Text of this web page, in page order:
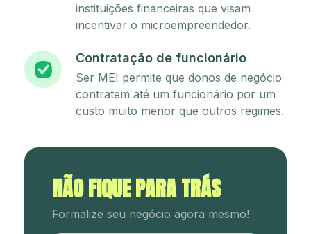
instituições financeiras que visam
incentivar o microempreendedor.
Contratação de funcionário
Ser MEI permite que donos de negócio
contratem até um funcionário por um
custo muito menor que outros regimes.
NÃO FIQUE PARA TRÁS
Formalize seu negócio agora mesmo!